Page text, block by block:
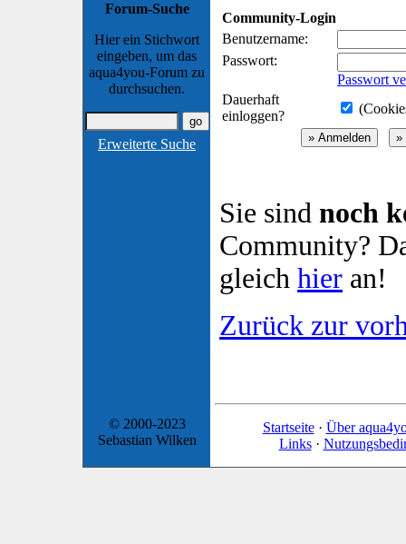
Forum-Suche
Hier ein Stichwort
eingeben, um das
aqua4you-Forum zu
durchsuchen.
Erweiterte Suche
Community-Login
Benutzername:
Passwort:
Passwort
Dauerhaft
einloggen?
Sie sind noch
Community?
gleich hier an!
Zurück zur
© 2000-2023
Sebastian Wilken
Startseite· Über
Links·